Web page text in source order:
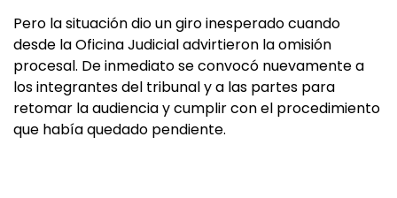
Pero la situación dio un giro inesperado cuando
desde la Oficina Judicial advirtieron la omisión
procesal. De inmediato se convocó nuevamente a
los integrantes del tribunal y a las partes para
retomar la audiencia y cumplir con el procedimiento
que había quedado pendiente.